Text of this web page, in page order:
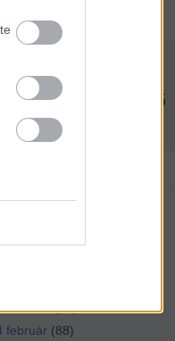
megjeleníthető
február (88)